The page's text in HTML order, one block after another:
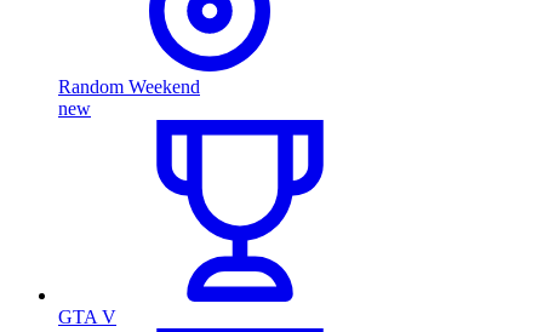
Random Weekend
new
GTA V